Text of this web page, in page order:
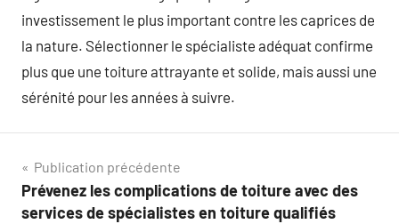
investissement le plus important contre les caprices de
la nature. Sélectionner le spécialiste adéquat confirme
plus que une toiture attrayante et solide, mais aussi une
sérénité pour les années à suivre.
Navigation
de
Publication précédente
Prévenez les complications de toiture avec des
services de spécialistes en toiture qualifiés